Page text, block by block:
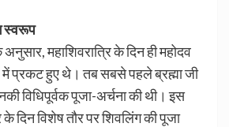
स्वरूप
महाशिवरात्रि के दिन ही महोदव
प्रकट हुए थे। तब सबसे पहले ब्रह्मा जी
विधिपूर्वक पूजा-अर्चना की थी। इस
दिन विशेष तौर पर शिवलिंग की पूजा